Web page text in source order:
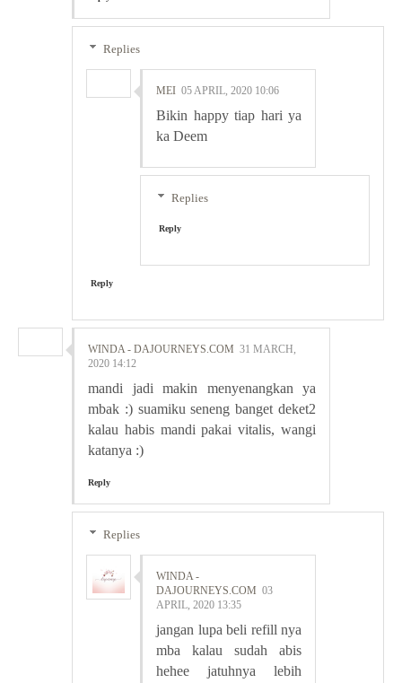
Replies
MEI 05 APRIL, 2020 10:06
Bikin happy tiap hari ya
ka Deem
Replies
Reply
Reply
WINDA - DAJOURNEYS.COM 31 MARCH,
2020 14:12
mandi jadi makin menyenangkan ya
mbak :) suamiku seneng banget deket2
kalau habis mandi pakai vitalis, wangi
katanya :)
Reply
Replies
WINDA -
DAJOURNEYS.COM 03
APRIL, 2020 13:35
jangan lupa beli refill nya
mba kalau sudah abis
hehee jatuhnya lebih